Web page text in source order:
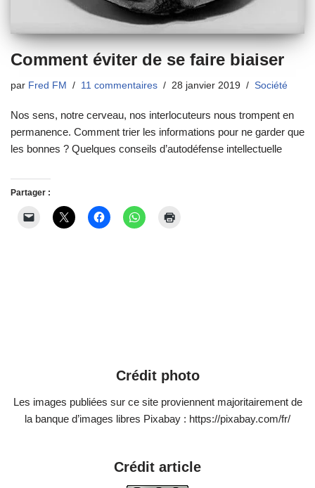
Comment éviter de se faire biaiser
par Fred FM 11 commentaires 28 janvier 2019 Société
Nos sens, notre cerveau, nos interlocuteurs nous trompent en
permanence. Comment trier les informations pour ne garder que
les bonnes ? Quelques conseils d’autodéfense intellectuelle
Partager :
Crédit photo
Les images publiées sur ce site proviennent majoritairement de
la banque d’images libres Pixabay : https://pixabay.com/fr/
Crédit article